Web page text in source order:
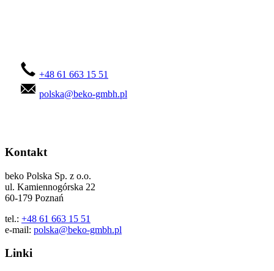
+48 61 663 15 51
polska@beko-gmbh.pl
Kontakt
beko Polska Sp. z o.o.
ul. Kamiennogórska 22
60-179 Poznań
tel.: +48 61 663 15 51
e-mail: polska@beko-gmbh.pl
Linki